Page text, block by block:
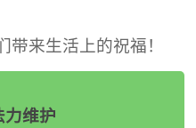
来生活上的祝福！
维护